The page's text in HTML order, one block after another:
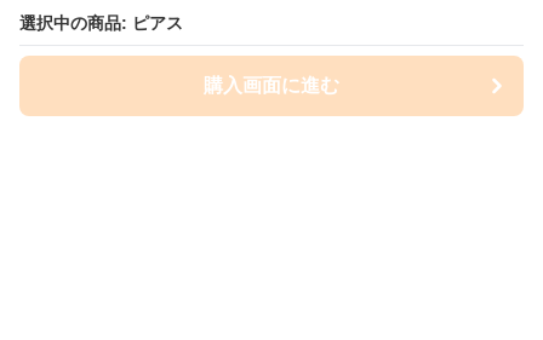
選択中の商品: ピアス
購入画面に進む
選択中の商品: ピアス
購入画面に進む